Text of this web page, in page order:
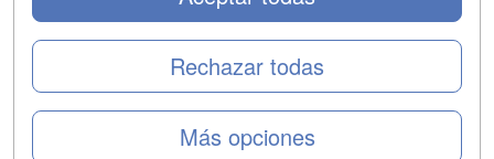
Copyright 2000-2026 Formazion Web, S.L. - Calle
Fermín Caballero, 62 - 28034 Madrid Tel: 91 533 70 78
Más opciones
Rechazar todas